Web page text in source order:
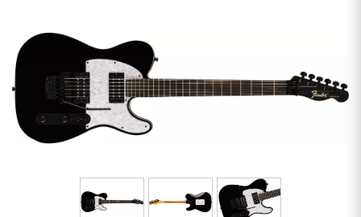
Synthés & Sampleurs
Home Studio
Casques